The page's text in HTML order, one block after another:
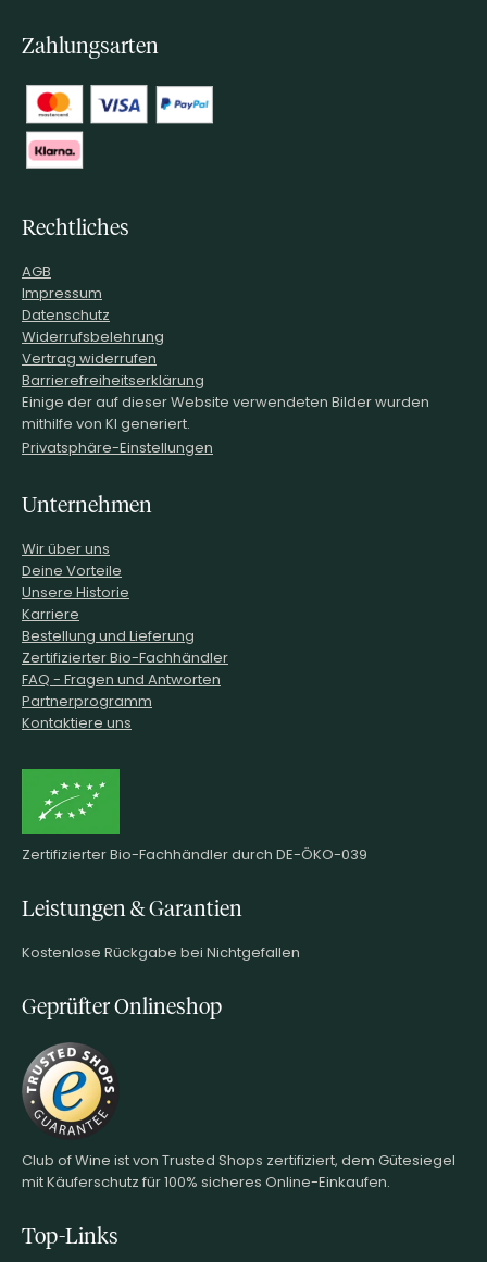
Zahlungsarten
Rechtliches
AGB
Impressum
Datenschutz
Widerrufsbelehrung
Vertrag widerrufen
Barrierefreiheitserklärung
Einige der auf dieser Website verwendeten Bilder wurden
mithilfe von KI generiert.
Privatsphäre-Einstellungen
Unternehmen
Wir über uns
Deine Vorteile
Unsere Historie
Karriere
Bestellung und Lieferung
Zertifizierter Bio-Fachhändler
FAQ - Fragen und Antworten
Partnerprogramm
Kontaktiere uns
Zertifizierter Bio-Fachhändler durch DE-ÖKO-039
Leistungen & Garantien
Kostenlose Rückgabe bei Nichtgefallen
Geprüfter Onlineshop
Club of Wine ist von Trusted Shops zertifiziert, dem Gütesiegel
mit Käuferschutz für 100% sicheres Online-Einkaufen.
Top-Links